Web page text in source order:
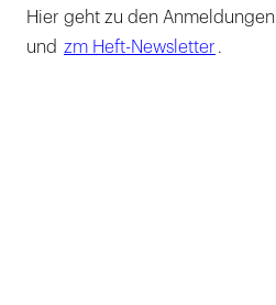
Hier geht zu den Anmeldungen
und zm Heft-Newsletter .